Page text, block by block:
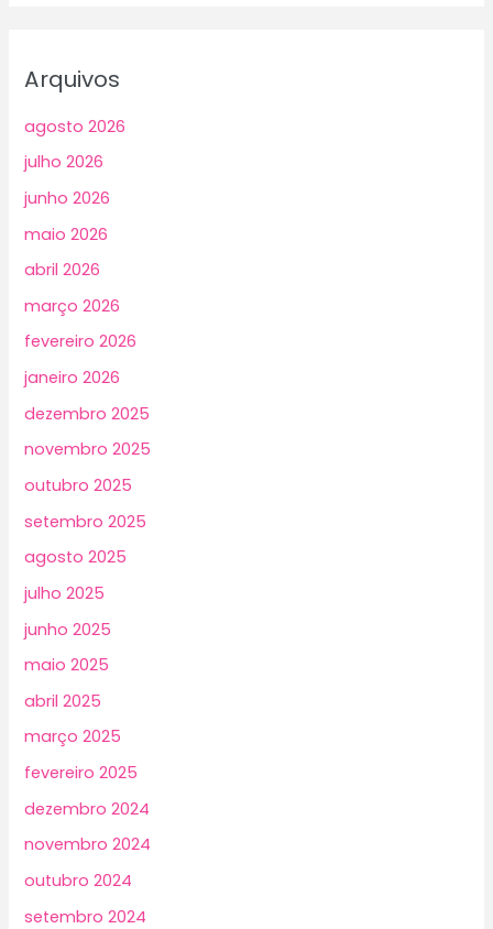
Arquivos
agosto 2026
julho 2026
junho 2026
maio 2026
abril 2026
março 2026
fevereiro 2026
janeiro 2026
dezembro 2025
novembro 2025
outubro 2025
setembro 2025
agosto 2025
julho 2025
junho 2025
maio 2025
abril 2025
março 2025
fevereiro 2025
dezembro 2024
novembro 2024
outubro 2024
setembro 2024